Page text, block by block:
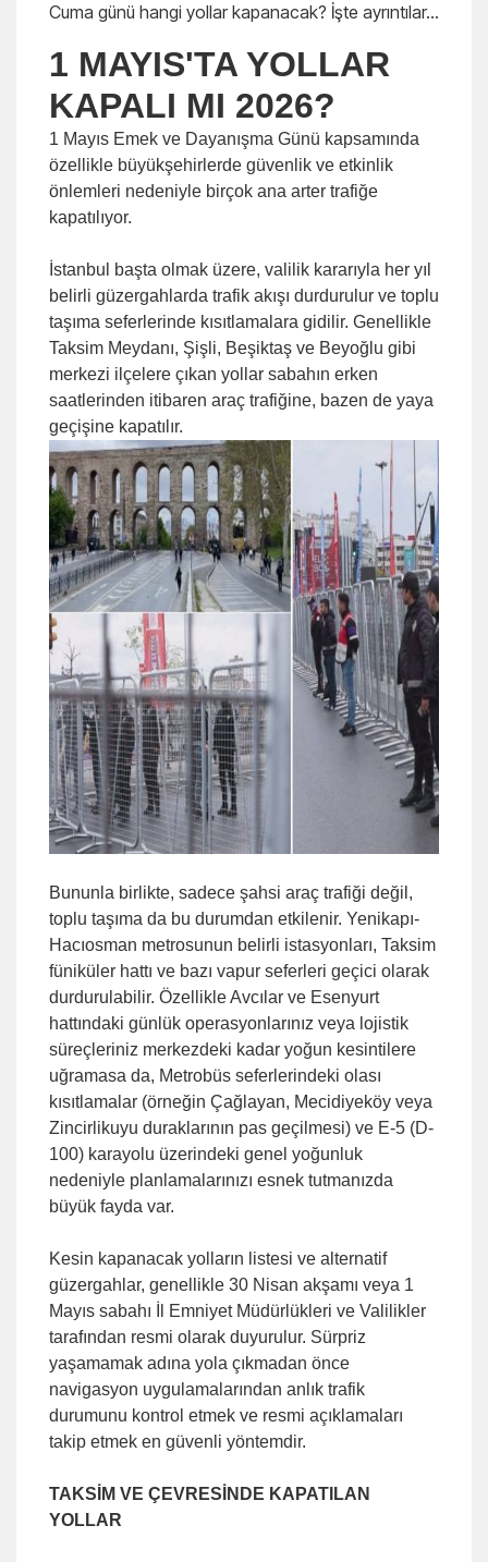
Cuma günü hangi yollar kapanacak? İşte ayrıntılar...
1 MAYIS'TA YOLLAR
KAPALI MI 2026?
1 Mayıs Emek ve Dayanışma Günü kapsamında
özellikle büyükşehirlerde güvenlik ve etkinlik
önlemleri nedeniyle birçok ana arter trafiğe
kapatılıyor.
İstanbul başta olmak üzere, valilik kararıyla her yıl
belirli güzergahlarda trafik akışı durdurulur ve toplu
taşıma seferlerinde kısıtlamalara gidilir. Genellikle
Taksim Meydanı, Şişli, Beşiktaş ve Beyoğlu gibi
merkezi ilçelere çıkan yollar sabahın erken
saatlerinden itibaren araç trafiğine, bazen de yaya
geçişine kapatılır.
Bununla birlikte, sadece şahsi araç trafiği değil,
toplu taşıma da bu durumdan etkilenir. Yenikapı-
Hacıosman metrosunun belirli istasyonları, Taksim
füniküler hattı ve bazı vapur seferleri geçici olarak
durdurulabilir. Özellikle Avcılar ve Esenyurt
hattındaki günlük operasyonlarınız veya lojistik
süreçleriniz merkezdeki kadar yoğun kesintilere
uğramasa da, Metrobüs seferlerindeki olası
kısıtlamalar (örneğin Çağlayan, Mecidiyeköy veya
Zincirlikuyu duraklarının pas geçilmesi) ve E-5 (D-
100) karayolu üzerindeki genel yoğunluk
nedeniyle planlamalarınızı esnek tutmanızda
büyük fayda var.
Kesin kapanacak yolların listesi ve alternatif
güzergahlar, genellikle 30 Nisan akşamı veya 1
Mayıs sabahı İl Emniyet Müdürlükleri ve Valilikler
tarafından resmi olarak duyurulur. Sürpriz
yaşamamak adına yola çıkmadan önce
navigasyon uygulamalarından anlık trafik
durumunu kontrol etmek ve resmi açıklamaları
takip etmek en güvenli yöntemdir.
TAKSİM VE ÇEVRESİNDE KAPATILAN
YOLLAR